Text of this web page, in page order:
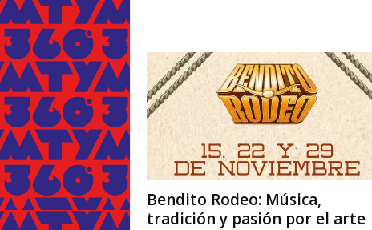
Bendito Rodeo: Música,
tradición y pasión por el arte